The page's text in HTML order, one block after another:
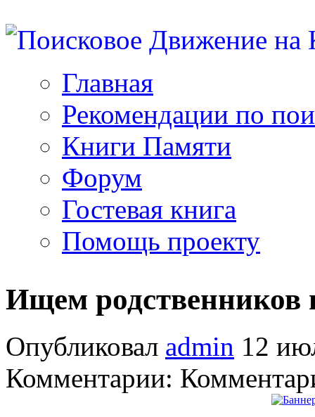
Главная
Рекомендации по
Книги Памяти
Форум
Гостевая книга
Помощь проекту
Ищем родственников
Опубликовал admin 12
Комментарии: